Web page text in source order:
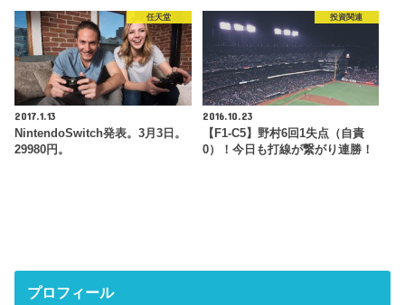
任天堂
2017.1.13
NintendoSwitch発表。3月3日。
29980円。
投資関連
2016.10.23
【F1-C5】野村6回1失点（自責
0）！今日も打線が繋がり連勝！
プロフィール